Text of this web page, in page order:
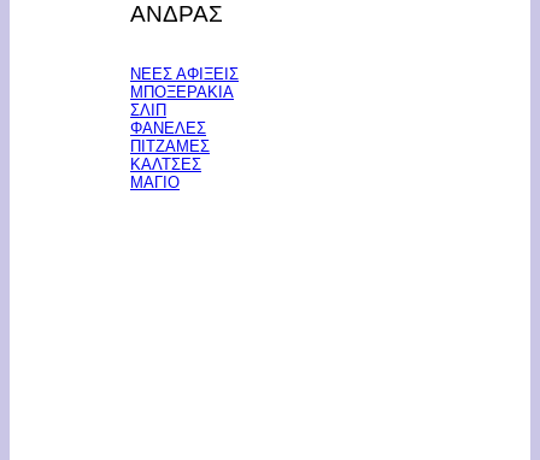
ΑΝΔΡΑΣ
ΝΕΕΣ ΑΦΙΞΕΙΣ
ΜΠΟΞΕΡΑΚΙΑ
ΣΛΙΠ
ΦΑΝΕΛΕΣ
ΠΙΤΖΑΜΕΣ
ΚΑΛΤΣΕΣ
ΜΑΓΙΟ